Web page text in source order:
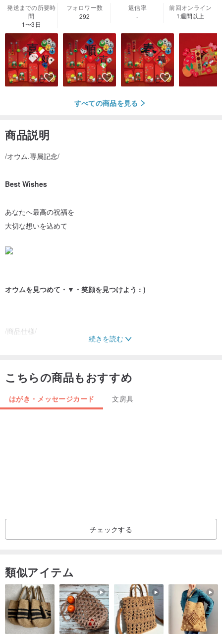
発送までの所要時
間
1〜3日
フォロワー数
292
返信率
-
前回オンライン
1週間以上
すべての商品を見る
商品説明
/オウム.専属記念/
Best Wishes
あなたへ最高の祝福を
大切な想いを込めて
オウムを見つめて・▼・笑顔を見つけよう : )
/商品仕様/
▼カード用紙 - 雅紋紙*表面に木の石のような質感があり、素朴で上
▼折りたたみ時サイズ - W103 x H122 mm
▼数量 - 封筒1枚+カード1枚
▼画像は撮影時の光源、色温度、または異なるディスプレイにより
で、何卒ご了承ください。
▼様々なオウムのデザインを継続して開発中です。カスタマイズや
ビジネスに関するご要望がございましたら、お気軽にお問い合わせ
いただき、在庫状況をご確認ください。
続きを読む
こちらの商品もおすすめ
はがき・メッセージカード 文房具
チェックする
類似アイテム